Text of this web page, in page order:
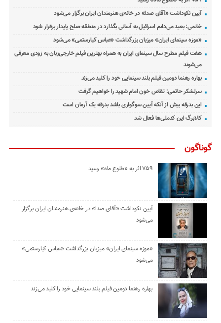
آیین نکوداشت «آقای صدا» در خانه‌ی هنرمندان ایران برگزار می‌شود
خاتمی: بعید می‌دانم اسرائیل به آسانی بگذارد در منطقه صلح پایدار برقرار شود
«موزه سینمای ایران» میزبان بزرگداشت «عباس کیارستمی» می‌شود
هفت فیلم مطرح سال سینمای ایران به همراه بهترین فیلم خارجی‌زبان به زودی معرفی
می‌شوند
بهاره رهنما دومین فیلم بلند سینمایی خود را کلید می‌زند
سرلشکر حاتمی: تقاص خون امام شهید را خواهیم گرفت
این بدرقه بیش از آنکه آیین سوگواری باشد بدرقه یک آرمان است
کالابرگ این کدملی‌ها فعال شد
گوناگون
۷۵۹ اثر به «طلوع ماه» رسید
آیین نکوداشت «آقای صدا» در خانه‌ی هنرمندان ایران برگزار
می‌شود
«موزه سینمای ایران» میزبان بزرگداشت «عباس کیارستمی»
می‌شود
بهاره رهنما دومین فیلم بلند سینمایی خود را کلید می‌زند